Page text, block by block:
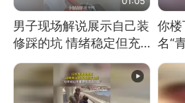
男子现场解说展示自己装
修踩的坑 情绪稳定但充
满无奈 每处都有精心设
计 但每处都有瑕疵 网
友：一开始我没笑 但看
你楼
名“
面